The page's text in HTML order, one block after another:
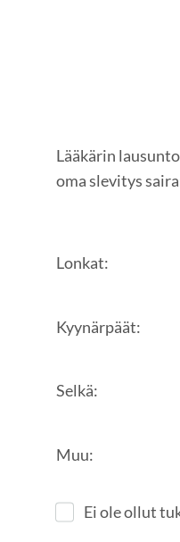
Lääkärin
oma slevitys
Lonkat:
Kyynärpäät:
Selkä:
Muu:
Ei ole ollut